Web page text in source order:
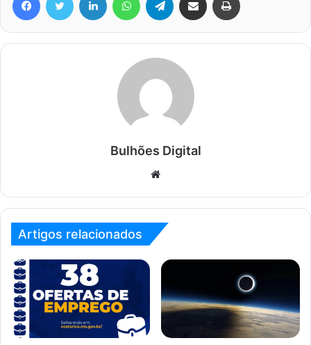
Bulhões Digital
Website
Artigos relacionados